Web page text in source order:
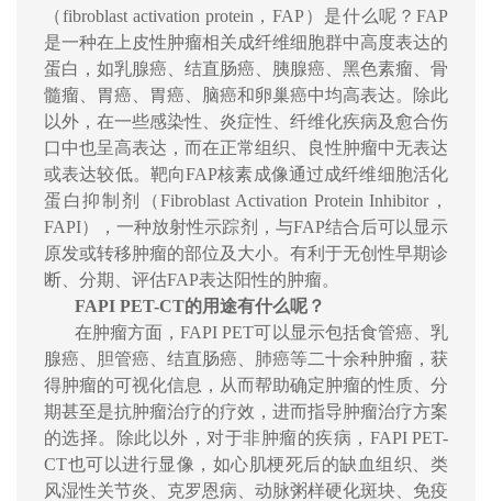
（fibroblast activation protein ，FAP）是什么呢？FAP
是一种在上皮性肿瘤相关成纤维细胞群中高度表达的
蛋白，如乳腺癌、结直肠癌、胰腺癌、黑色素瘤、骨
髓瘤、胃癌、胃癌、脑癌和卵巢癌中均高表达。除此
以外，在一些感染性、炎症性、纤维化疾病及愈合伤
口中也呈高表达，而在正常组织、良性肿瘤中无表达
或表达较低。 靶向FAP核素成像通过成纤维细胞活化
蛋白抑制剂（Fibroblast Activation Protein Inhibitor，
FAPI），一种放射性示踪剂，与FAP结合后可以显示
原发或转移肿瘤的部位及大小。有利于无创性早期诊
断、分期、评估FAP表达阳性的肿瘤。
FAPI PET-CT的用途有什么呢？
在肿瘤方面，FAPI PET可以显示包括食管癌、乳
腺癌、胆管癌、结直肠癌、肺癌等二十余种肿瘤，获
得肿瘤的可视化信息，从而帮助确定肿瘤的性质、分
期甚至是抗肿瘤治疗的疗效，进而指导肿瘤治疗方案
的选择。除此以外，对于非肿瘤的疾病， FAPI PET-
CT也可以进行显像，如心肌梗死后的缺血组织、类
风湿性关节炎、克罗恩病、动脉粥样硬化斑块、免疫